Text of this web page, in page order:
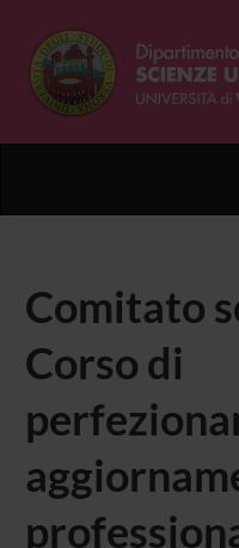
Comitato
Corso di